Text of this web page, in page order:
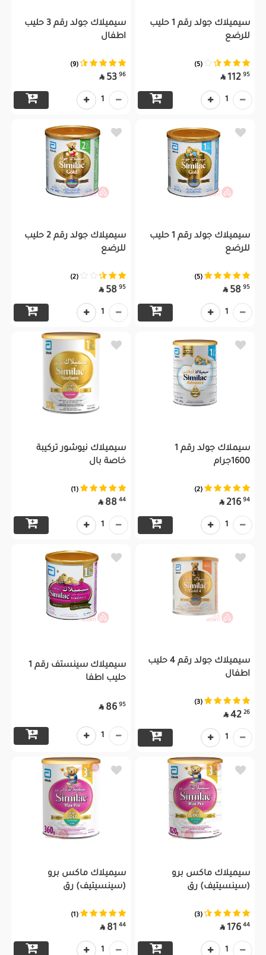
سيميلاك جولد رقم 1 حليب
للرضع
(5)
95
112

1
سيميلاك جولد رقم 3 حليب
اطفال
(9)
96
53

1
سيميلاك جولد رقم 1 حليب
للرضع
(5)
95
58

1
سيميلاك جولد رقم 2 حليب
للرضع
(2)
95
58

1
سيملاك جولد رقم 1
1600جرام
(2)
94
216

1
سيميلاك نيوشور تركيبة
خاصة بال
(1)
44
88

1
سيميلاك جولد رقم 4 حليب
اطفال
(3)
26
42

1
سيميلاك سينستف رقم 1
حليب اطفا
95
86

1
سيميلاك ماكس برو
(سينسيتيف) رق
(3)
44
176

1
سيميلاك ماكس برو
(سينسيتيف) رق
(1)
44
81

1